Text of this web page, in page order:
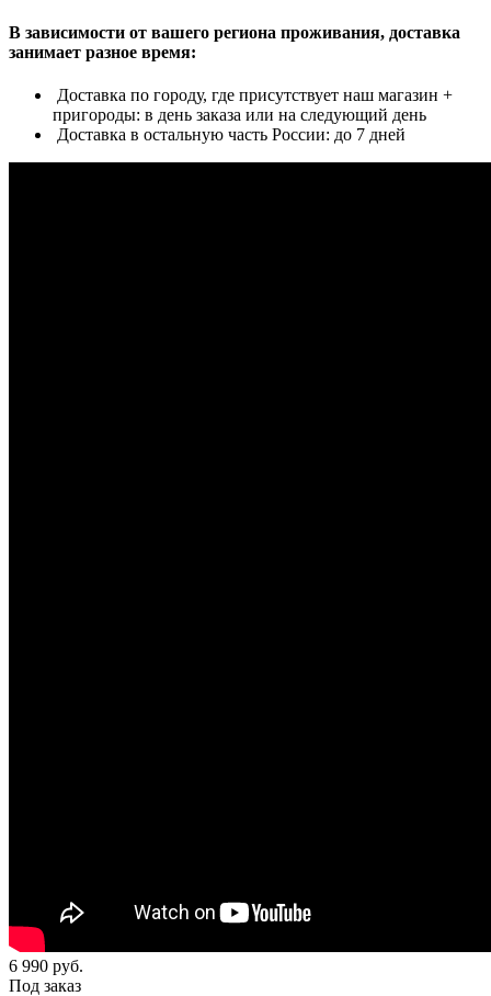
В зависимости от вашего региона проживания, доставка
занимает разное время:
Доставка по городу, где присутствует наш магазин +
пригороды: в день заказа или на следующий день
Доставка в остальную часть России: до 7 дней
6 990 руб.
Под заказ